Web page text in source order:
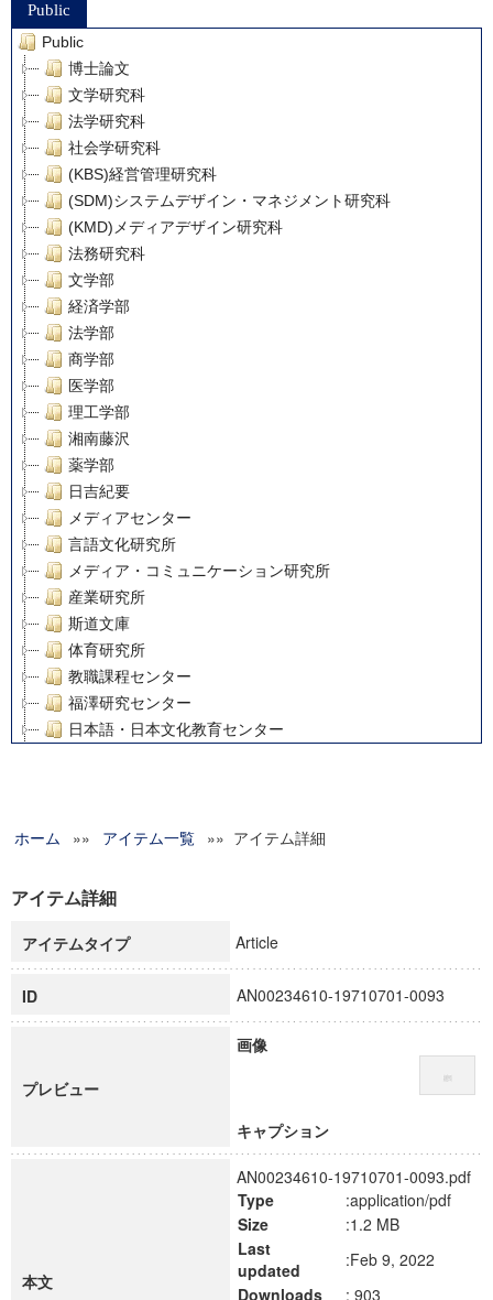
Public
Public
博士論文
文学研究科
法学研究科
社会学研究科
(KBS)経営管理研究科
(SDM)システムデザイン・マネジメント研究科
(KMD)メディアデザイン研究科
法務研究科
文学部
経済学部
法学部
商学部
医学部
理工学部
湘南藤沢
薬学部
日吉紀要
メディアセンター
言語文化研究所
メディア・コミュニケーション研究所
産業研究所
斯道文庫
体育研究所
教職課程センター
福澤研究センター
日本語・日本文化教育センター
グローバルリサーチインスティテュート
科学研究費補助金研究成果報告書
慶應義塾大学グローバルCOEプログラム市民社会ガバナンス
慶應義塾大学グローバルCOEプログラム論理と感性の先端的
博士課程教育リーディングプログラム「超成熟社会発展のサ
学術雑誌掲載論文等(8)
ホーム »» アイテム一覧 »» アイテム詳細
アイテム詳細
アイテムタイプ Article
ID AN00234610-19710701-0093
プレビュー
画像
キャプション
本文
AN00234610-19710701-0093.pdf
Type
:application/pdf
Size
:1.2 MB
Last
updated
:Feb 9, 2022
Downloads
: 903